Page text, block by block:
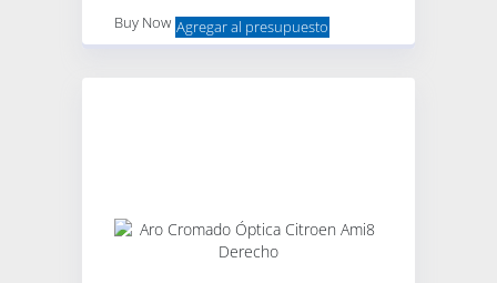
Buy Now Agregar al presupuesto